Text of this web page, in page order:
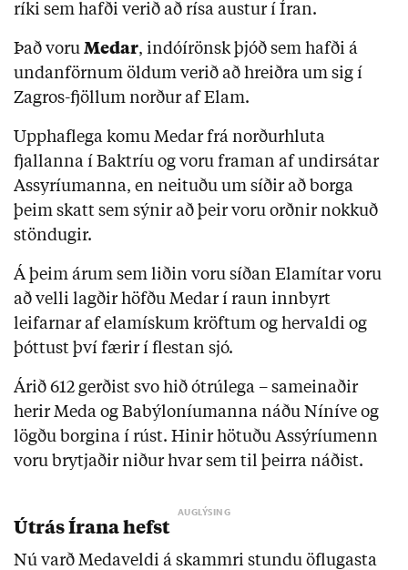
ríki sem hafði verið að rísa austur í Íran.
Það voru Medar, indóírönsk þjóð sem hafði á
undanförnum öldum verið að hreiðra um sig í
Zagros-fjöllum norður af Elam.
Upphaflega komu Medar frá norðurhluta
fjallanna í Baktríu og voru framan af undirsátar
Assyríumanna, en neituðu um síðir að borga
þeim skatt sem sýnir að þeir voru orðnir nokkuð
stöndugir.
Á þeim árum sem liðin voru síðan Elamítar voru
að velli lagðir höfðu Medar í raun innbyrt
leifarnar af elamískum kröftum og hervaldi og
þóttust því færir í flestan sjó.
Árið 612 gerðist svo hið ótrúlega – sameinaðir
herir Meda og Babýloníumanna náðu Níníve og
lögðu borgina í rúst. Hinir hötuðu Assýríumenn
voru brytjaðir niður hvar sem til þeirra náðist.
Útrás Írana hefst
Nú varð Medaveldi á skammri stundu öflugasta